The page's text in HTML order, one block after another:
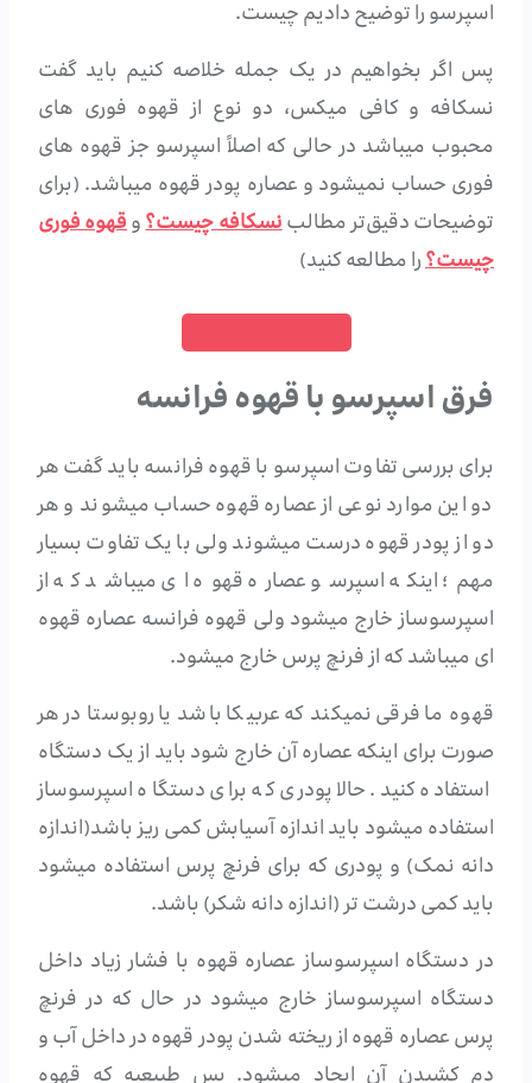
اسپرسو را توضیح دادیم چیست.
پس اگر بخواهیم در یک جمله خلاصه کنیم باید گفت
نسکافه و کافی میکس، دو نوع از قهوه فوری های
محبوب میباشد در حالی که اصلاً اسپرسو جز قهوه های
فوری حساب نمیشود و عصاره پودر قهوه میباشد. (برای
توضیحات دقیق‌تر مطالبنسکافه چیست؟وقهوه فوری
چیست؟را مطالعه کنید)
فرق اسپرسو با قهوه فرانسه
برای بررسی تفاوت اسپرسو با قهوه فرانسه باید گفت هر
دو این موارد نوعی از عصاره قهوه حساب میشوند و هر
دو از پودر قهوه درست میشوند ولی با یک تفاوت بسیار
مهم؛ اینکه اسپرسو عصاره قهوه ای میباشد که از
اسپرسوساز خارج میشود ولی قهوه فرانسه عصاره قهوه
ای میباشد که از فرنچ پرس خارج میشود.
قهوه ما فرقی نمیکند که عربیکا باشد یا روبوستا در هر
صورت برای اینکه عصاره آن خارج شود باید از یک دستگاه
استفاده کنید. حالا پودری که برای دستگاه اسپرسوساز
استفاده میشود باید اندازه آسیابش کمی ریز باشد(اندازه
دانه نمک) و پودری که برای فرنچ پرس استفاده میشود
باید کمی درشت تر (اندازه دانه شکر) باشد.
در دستگاه اسپرسوساز عصاره قهوه با فشار زیاد داخل
دستگاه اسپرسوساز خارج میشود در حال که در فرنچ
پرس عصاره قهوه از ریخته شدن پودر قهوه در داخل آب و